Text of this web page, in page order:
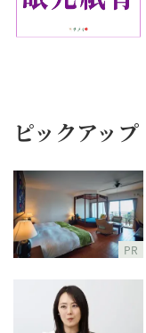
ピックアップ
PR